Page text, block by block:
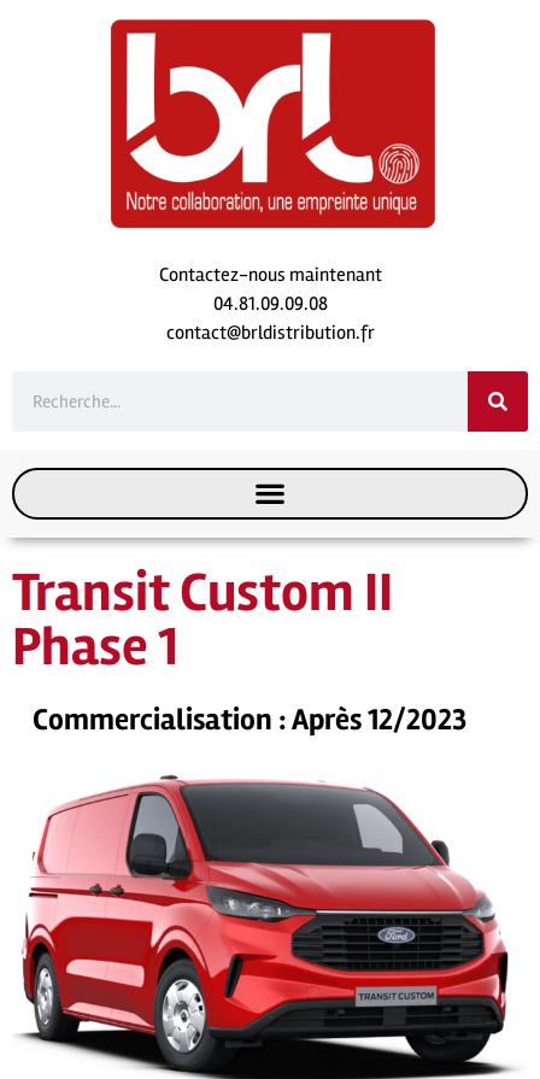
Contactez-nous maintenant
04.81.09.09.08
contact@brldistribution.fr
Transit Custom II
Phase 1
Commercialisation : Après 12/2023